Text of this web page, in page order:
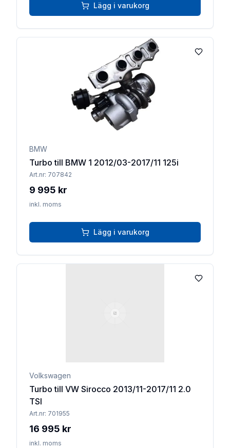
Lägg i varukorg
Lägg till
BMW
Turbo till BMW 1 2012/03-2017/11 125i
Art.nr: 707842
9 995 kr
inkl. moms
Lägg i varukorg
Lägg till
Volkswagen
Turbo till VW Sirocco 2013/11-2017/11 2.0
TSI
Art.nr: 701955
16 995 kr
inkl. moms